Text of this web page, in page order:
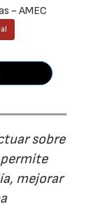
- AMEC
sobre
mejorar